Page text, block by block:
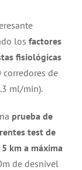
los factores
fisiológicas
de
ml/min).
prueba de
test de
km a máxima
de desnivel